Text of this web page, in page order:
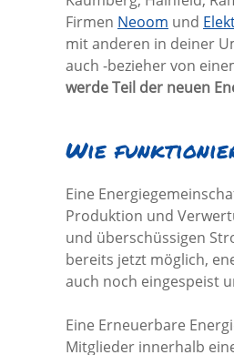
Firmen Neoom und
mit anderen in deiner
auch -bezieher von
werde Teil der neuen
Wie
Eine
Produktion und
und überschüssigen
bereits jetzt möglich,
auch noch eingespeist
Eine Erneuerbare
Mitglieder innerhalb